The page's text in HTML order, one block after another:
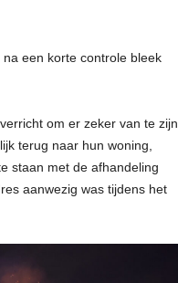
een korte controle bleek
om er zeker van te zijn
terug naar hun woning,
staan met de afhandeling
aanwezig was tijdens het